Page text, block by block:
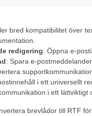
bred kompatibilitet över
redigering: Öppna e-
: Spara e-
i ett universellt
i ett lättviktigt
brevlådor till RTF